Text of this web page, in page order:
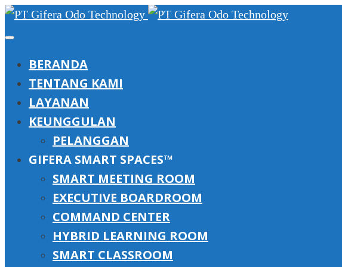
BERANDA
TENTANG KAMI
LAYANAN
KEUNGGULAN
PELANGGAN
GIFERA SMART SPACES™
SMART MEETING ROOM
EXECUTIVE BOARDROOM
COMMAND CENTER
HYBRID LEARNING ROOM
SMART CLASSROOM